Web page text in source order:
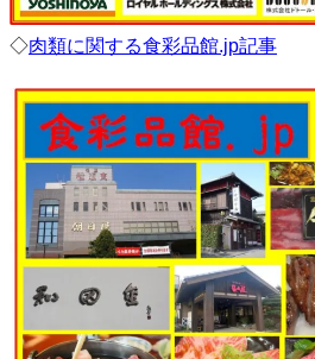
◇肉類に関する食彩品館.jp記事